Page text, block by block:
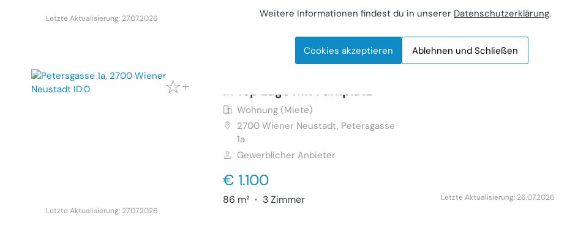
•3 Zimmer
Letzte Aktualisierung: 27.07.2026
Letzte Aktualisierung: 27.07.2026
in Top Lage mit Parkplatz
Wohnung (Miete)
2700 Wiener Neustadt, Petersgasse
1a
Gewerblicher Anbieter
€ 1.100
86 m² • 3 Zimmer
Letzte Aktualisierung: 27.07.2026
Letzte Aktualisierung: 26.07.2026
Weitere Informationen findest du in unserer Datenschutzerklärung.
Cookies akzeptieren Ablehnen und Schließen